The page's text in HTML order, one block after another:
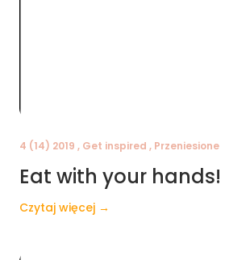
4 (14) 2019 , Get inspired , Przeniesione
Eat with your hands!
Czytaj więcej →